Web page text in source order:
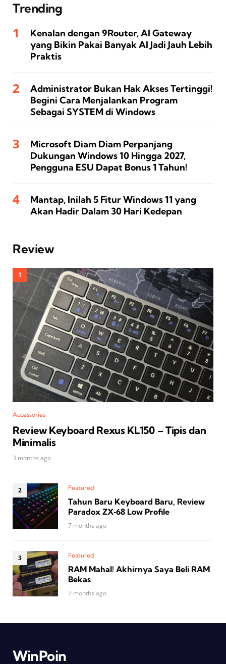
Trending
Kenalan dengan 9Router, AI Gateway
yang Bikin Pakai Banyak AI Jadi Jauh Lebih
Praktis
Administrator Bukan Hak Akses Tertinggi!
Begini Cara Menjalankan Program
Sebagai SYSTEM di Windows
Microsoft Diam Diam Perpanjang
Dukungan Windows 10 Hingga 2027,
Pengguna ESU Dapat Bonus 1 Tahun!
Mantap, Inilah 5 Fitur Windows 11 yang
Akan Hadir Dalam 30 Hari Kedepan
Review
Accessories
Review Keyboard Rexus KL150 – Tipis dan
Minimalis
3 months ago
Featured
Tahun Baru Keyboard Baru, Review
Paradox ZX‑68 Low Profile
7 months ago
Featured
RAM Mahal! Akhirnya Saya Beli RAM
Bekas
7 months ago
WinPoin